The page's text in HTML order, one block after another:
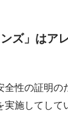
ズ」はア
全性の証明の
施してして